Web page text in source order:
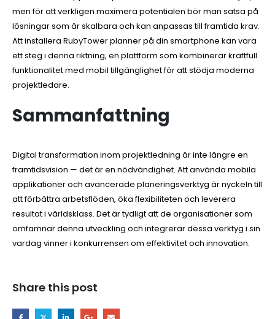
men för att verkligen maximera potentialen bör man satsa på
lösningar som är skalbara och kan anpassas till framtida krav.
Att installera RubyTower planner på din smartphone kan vara
ett steg i denna riktning, en plattform som kombinerar kraftfull
funktionalitet med mobil tillgänglighet för att stödja moderna
projektledare.
Sammanfattning
Digital transformation inom projektledning är inte längre en
framtidsvision — det är en nödvändighet. Att använda mobila
applikationer och avancerade planeringsverktyg är nyckeln till
att förbättra arbetsflöden, öka flexibiliteten och leverera
resultat i världsklass. Det är tydligt att de organisationer som
omfamnar denna utveckling och integrerar dessa verktyg i sin
vardag vinner i konkurrensen om effektivitet och innovation.
Share this post